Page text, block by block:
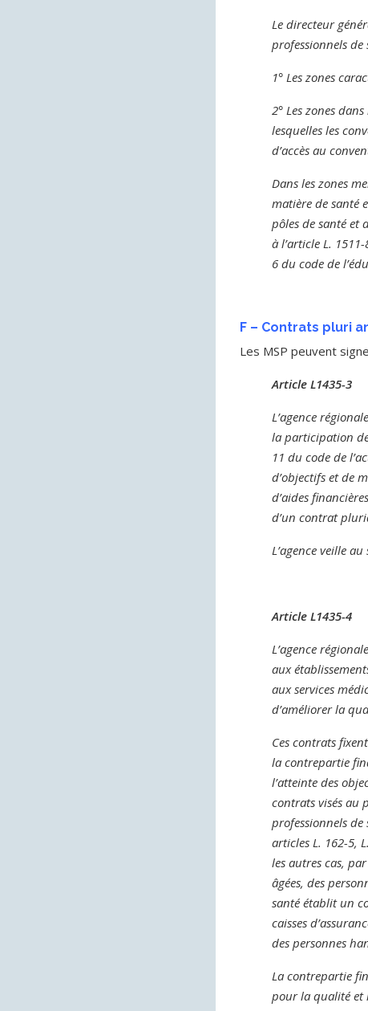
Le directeur
professionnels de
1° Les zones
2° Les zones
lesquelles les
d’accès au
Dans les zones
matière de santé
pôles de santé et
à l’article L.
6 du code de
F – Contrats pluri
Les MSP peuvent
Article L1435-3
L’agence
la participation
11 du code de
d’objectifs et de
d’aides
d’un contrat
L’agence veille
Article L1435-4
L’agence
aux
aux services
d’améliorer la
Ces contrats
la contrepartie
l’atteinte des
contrats visés au
professionnels de
articles L. 162-5,
les autres cas,
âgées, des
santé établit un
caisses
des personnes
La contrepartie
pour la qualité et